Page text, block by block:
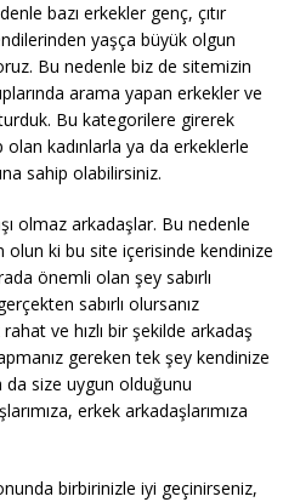
bazı erkekler genç, çıtır
yaşça büyük olgun
Bu nedenle biz de sitemizin
arama yapan erkekler ve
Bu kategorilere girerek
kadınlarla ya da erkeklerle
sahip olabilirsiniz.
olmaz arkadaşlar. Bu nedenle
olun ki bu site içerisinde kendinize
önemli olan şey sabırlı
sabırlı olursanız
ve hızlı bir şekilde arkadaş
gereken tek şey kendinize
size uygun olduğunu
erkek arkadaşlarımıza
birbirinizle iyi geçinirseniz,